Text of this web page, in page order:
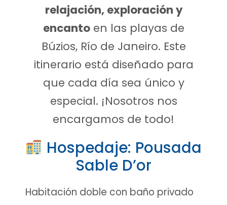
relajación, exploración y
encantoen las playas de
Búzios, Río de Janeiro. Este
itinerario está diseñado para
que cada día sea único y
especial. ¡Nosotros nos
encargamos de todo!
Hospedaje: Pousada
Sable D’or
Habitación doble con baño privado